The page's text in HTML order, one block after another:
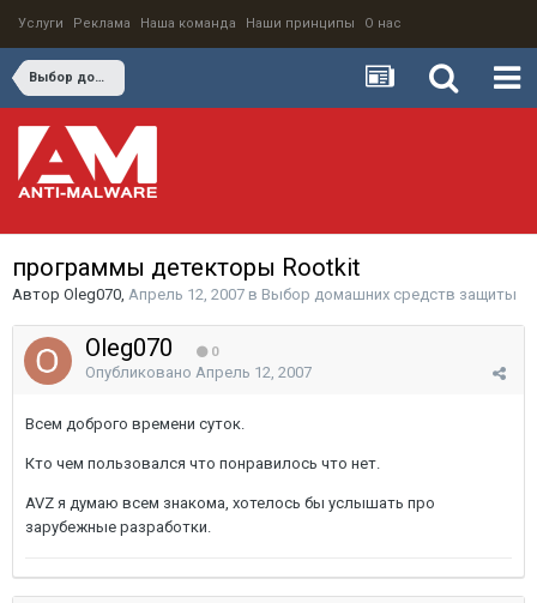
Услуги Реклама Наша команда Наши принципы О нас
Выбор домашних средств защиты
программы детекторы Rootkit
Автор Oleg070, Апрель 12, 2007 в Выбор домашних средств защиты
Oleg070 0
Опубликовано Апрель 12, 2007
Всем доброго времени суток.
Кто чем пользовался что понравилось что нет.
AVZ я думаю всем знакома, хотелось бы услышать про
зарубежные разработки.